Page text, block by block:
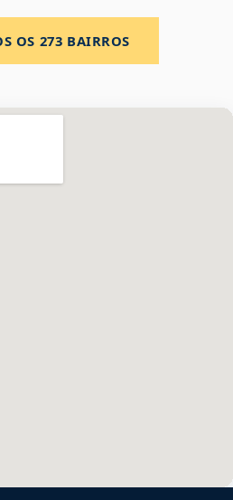
OS 273 BAIRROS